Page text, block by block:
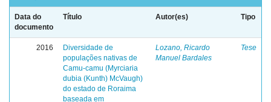
Data do
documento
Título Autor(es) Tipo
2016
Diversidade de
populações nativas de
Camu-camu (Myrciaria
dubia (Kunth) McVaugh)
do estado de Roraima
baseada em
Lozano, Ricardo
Manuel Bardales
Tese